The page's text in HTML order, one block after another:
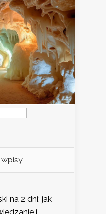
na 2 dni: jak
i